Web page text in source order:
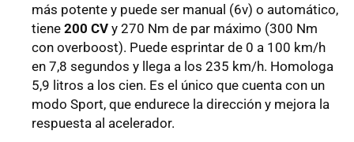
más potente y puede ser manual (6v) o automático,
tiene 200 CV y 270 Nm de par máximo (300 Nm
con overboost). Puede esprintar de 0 a 100 km/h
en 7,8 segundos y llega a los 235 km/h. Homologa
5,9 litros a los cien. Es el único que cuenta con un
modo Sport, que endurece la dirección y mejora la
respuesta al acelerador.